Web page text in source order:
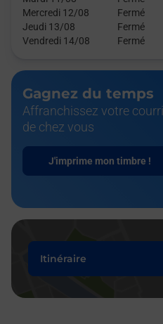
Mercredi 12/08
Fermé
Jeudi 13/08
Fermé
Vendredi 14/08
Fermé
Gagnez du temps
Affranchissez votre
de chez vous
J'imprime mon timbre !
Itinéraire